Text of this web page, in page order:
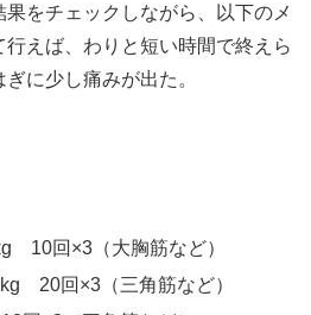
をチェックしながら、以下のメ
えば、わりと短い時間で終えら
に少し痛みが出た。
10回×3（大胸筋など）
20回×3（三角筋など）